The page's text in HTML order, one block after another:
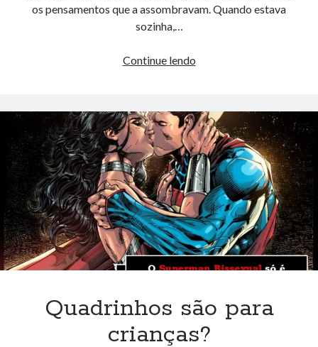
os pensamentos que a assombravam. Quando estava
sozinha,…
Continue lendoJack
Jackie
Tequila
Quadrinhos são para
crianças?